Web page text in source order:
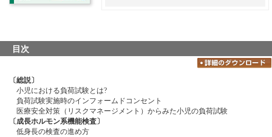
目次
〔総説〕
小児における負荷試験とは?
負荷試験実施時のインフォームドコンセント
医療安全対策（リスクマネージメント）からみた小児の負荷試験
〔成長ホルモン系機能検査〕
低身長の検査の進め方